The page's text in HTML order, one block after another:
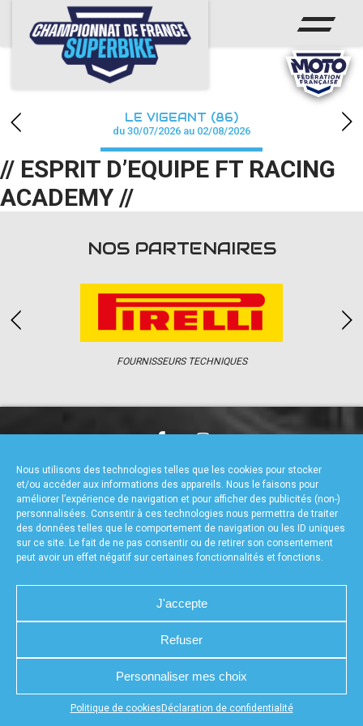
Nous utilisons des technologies telles que les cookies pour stocker
et/ou accéder aux informations des appareils. Nous le faisons pour
améliorer l’expérience de navigation et pour afficher des publicités (non-)
personnalisées. Consentir à ces technologies nous permettra de traiter
des données telles que le comportement de navigation ou les ID uniques
sur ce site. Le fait de ne pas consentir ou de retirer son consentement
peut avoir un effet négatif sur certaines fonctionnalités et fonctions.
J'accepte
Refuser
Personnaliser mes choix
Politique de cookies Déclaration de confidentialité
Appuyez sur le bouton partager en bas de votre
ACCUEIL
CHAMPIONNAT
CALENDRIER
RÉSULTATS
PHOTOS / WEB TV
PARTENAIRES
PRESSE
PRESSE
accéder à la billetterie
LE VIGEANT (86)
du 30/07/2026 au 02/08/2026
// ESPRIT D’EQUIPE FT RACING
ACADEMY //
NOS PARTENAIRES
FOURNISSEURS TECHNIQUES
CHARTE DE CONFIDENTIALITÉ
NOUS CONTACTER
MENTIONS LÉGALES
RÉALISÉ PAR L’AGENCE WEB A3WEB
POLITIQUE DE COOKIES (UE)
DÉCLARATION DE CONFIDENTIALITÉ (UE)